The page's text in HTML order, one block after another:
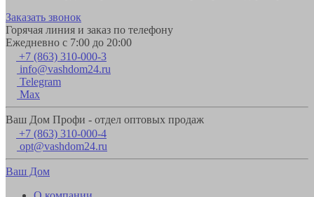
Заказать звонок
Горячая линия и заказ по телефону
Ежедневно с 7:00 до 20:00
+7 (863) 310-000-3
info@vashdom24.ru
Telegram
Max
Ваш Дом Профи - отдел оптовых продаж
+7 (863) 310-000-4
opt@vashdom24.ru
Ваш Дом